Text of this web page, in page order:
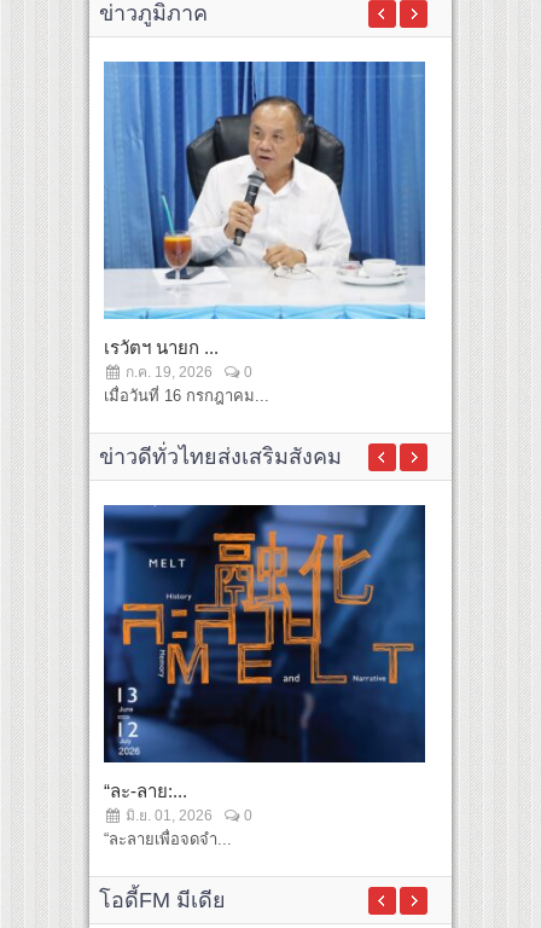
ข่าวภูมิภาค
เรวัตฯ นายก ...
ก.ค. 19, 2026 0
เมื่อวันที่ 16 กรกฎาคม...
เรวัตฯ นาย
ก.ค. 19,
เมื่อวันที่
ข่าวดีทั่วไทยส่งเสริมสังคม
“ละ-ลาย:...
มิ.ย. 01, 2026 0
“ละลายเพื่อจดจำ...
...
มิ.ย. 01,
...
โอดี้FM มีเดีย